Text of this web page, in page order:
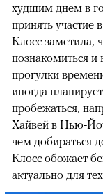
худшим днем в
принять
Клосс заметила,
познакомиться и
прогулки
иногда
пробежаться,
Хайвей в Нью-
чем добираться
Клосс обожает
актуально для